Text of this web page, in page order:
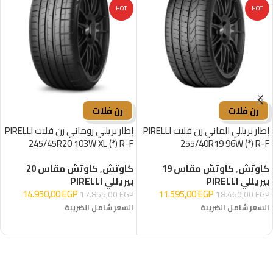
HOT
رن فلات
إطار بريللي الماني رن فلات PIRELLI
255/40R19 96W (*) R-F
كاوتش,كاوتش مقاس 19
بيريللي PIRELLI
18.460,00EGP
11.595,00EGP
السعر شامل الضريبة
HOT
رن فلات
إطار بريللي روماني رن فلات PIRELLI
245/45R20 103W XL (*) R-F
كاوتش,كاوتش مقاس 20
بيريللي PIRELLI
17.855,00EGP
14.950,00EGP
السعر شامل الضريبة